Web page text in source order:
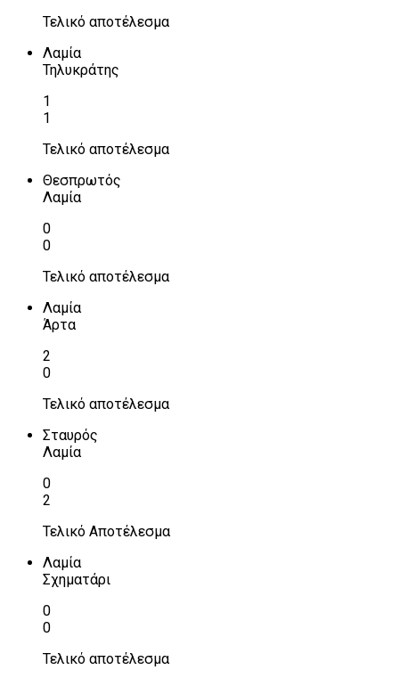
Τελικό αποτέλεσμα
Λαμία
Τηλυκράτης
1
1
Τελικό αποτέλεσμα
Θεσπρωτός
Λαμία
0
0
Τελικό αποτέλεσμα
Λαμία
Άρτα
2
0
Τελικό αποτέλεσμα
Σταυρός
Λαμία
0
2
Τελικό Αποτέλεσμα
Λαμία
Σχηματάρι
0
0
Τελικό αποτέλεσμα